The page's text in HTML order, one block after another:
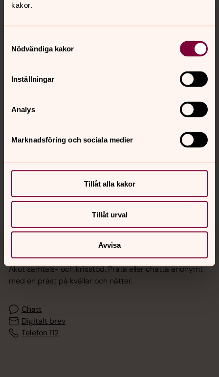
kakor.
Nödvändiga kakor
Inställningar
Analys
Marknadsföring och sociala medier
Tillåt alla kakor
Tillåt urval
Avvisa
Tillbaka till toppen
Tillbaka till innehållet
Hitta snabbt
Sociala kanaler
Jourhavande präst
Akut samtals- och krisstöd. Prata eller chatta anonymt
med en präst på kvällar och nätter.
Chatt
Digitalt brev
Telefon 112